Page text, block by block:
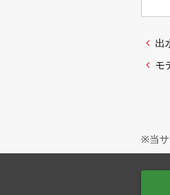
出
モ
※当サ